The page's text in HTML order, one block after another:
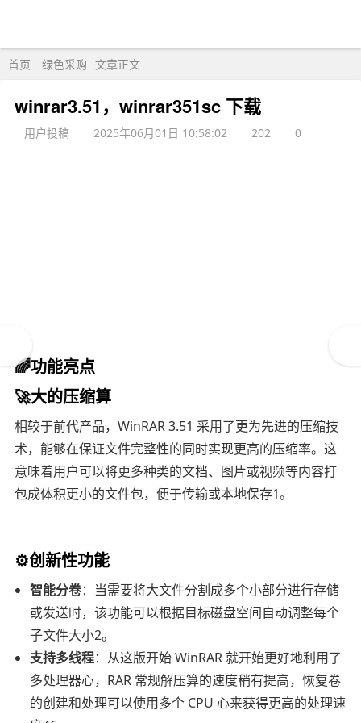
首页 绿色采购 文章正文
winrar3.51，winrar351sc 下载
用户投稿 2025年06月01日 10:58:02 202 0
🌈功能亮点
🚀大的压缩算
相较于前代产品，WinRAR 3.51 采用了更为先进的压缩技
术，能够在保证文件完整性的同时实现更高的压缩率。这
意味着用户可以将更多种类的文档、图片或视频等内容打
包成体积更小的文件包，便于传输或本地保存1。
⚙️创新性功能
智能分卷：当需要将大文件分割成多个小部分进行存储
或发送时，该功能可以根据目标磁盘空间自动调整每个
子文件大小2。
支持多线程：从这版开始 WinRAR 就开始更好地利用了
多处理器心，RAR 常规解压算的速度稍有提高，恢复卷
的创建和处理可以使用多个 CPU 心来获得更高的处理速